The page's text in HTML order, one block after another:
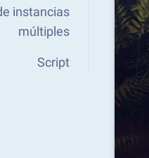
instancias
múltiples
Script